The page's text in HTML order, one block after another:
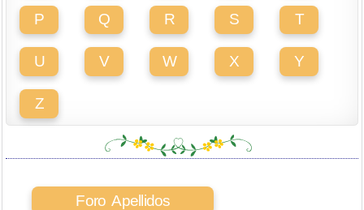
P Q R S T
U V W X Y
Z
Foro Apellidos